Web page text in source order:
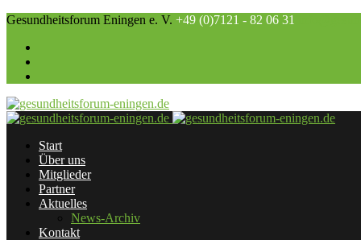
Gesundheitsforum Eningen e. V. +49 (0)7121 - 82 06 31
Start
Über uns
Mitglieder
Partner
Aktuelles
News-Archiv
Kontakt